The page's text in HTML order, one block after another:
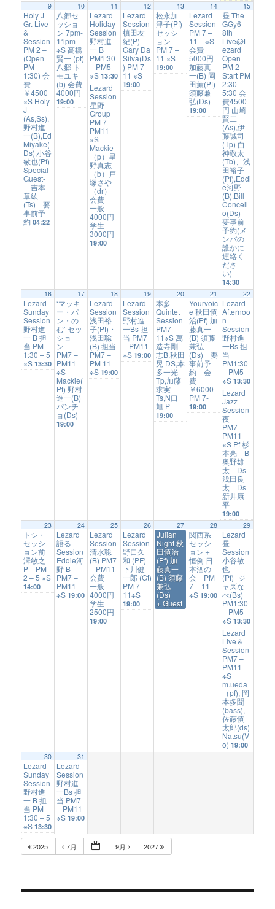
9
Holy J
Gr. Live
&
Session
PM 2 –
(Open
PM
1:30) 会
費
￥4500
※S Holy
J
(As,Ss),
野村進
一(B),Ed
Miyake(
Ds),小谷
敏也(Pf)
Special
Guest-
吉本
章紘
(Ts) 要
事前予
約04:22
10
八郷セ
ッショ
ン 7pm-
11pm
※S 高橋
賢一 (pf)
八郷 ト
モユキ
(b) 会費
4000円
19:00
11
Lezard
Holiday
Session
野村進
一 B
PM1:30
– PM5
※S13:30
Lezard
Session
星野
Group
PM 7 –
PM11
※S
Mackie
（p）星
野真志
（b）戸
塚さや
（dr）
会費
一般
4000円
学生
3000円
19:00
12
Lezard
Session
槙田友
紀(P)
Gary Da
Silva(Ds
) PM 7-
11 ※S
19:00
13
松永加
津子(Pf)
セッシ
ョン
PM 7 –
11 ※S
19:00
14
Lezard
Session
PM 7 –
11 ※S
会費
5000円
加藤真
一(B) 岡
田薫(Pf)
須藤兼
弘(Ds)
19:00
15
昼 The
GGy6
8th
Live@L
ezard
Open
PM 2
Start PM
2:30-
5:30 会
費4500
円 山崎
賢二
(As),伊
藤誠司
(Tp) 白
神敬太
(Tb)、浅
田裕子
(Pf),Eddi
e河野
(B),Bill
Concell
o(Ds)
要事前
予約(メ
ンバの
誰かに
連絡く
ださ
い)
14:30
16
Lezard
Sunday
Session
野村進
一 B 担
当 PM
1:30 – 5
※S13:30
17
‘マッキ
ー・パ
ン・の
む’ セッ
ショ
ン
PM7 –
PM11
※S
Mackie(
Pf) 野村
進一(B)
パンチ
ョ(Ds)
19:00
18
Lezard
Session
浅田裕
子(Pf)・
浅田聡
(B) 担当
PM7 –
PM 11
※S19:00
19
Lezard
Session
野村進
一Bs 担
当 PM7
– PM11
※S19:00
20
本多
Quintet
Session
PM7 –
11※S 萬
造寺剛
志B,秋田
晃 DS,本
多一光
Tp,加藤
求実
Ts,N口
旭 P
19:00
21
Yourvoic
e 秋田慎
治(Pf) 加
藤真一
(B) 須藤
兼弘
(Ds) 要
事前予
約 会
費
￥6000
PM 7-
19:00
22
Lezard
Afternoo
n
Session
野村進
一Bs 担
当
PM1:30
– PM5
※S13:30
Lezard
Jazz
Session
夜
PM7 –
PM11
※S Pf 杉
本亮 B
奥野雄
太 Ds
浅田良
太 Ds
新井康
平
19:00
23
トシ・
セッシ
ョン前
澤敏之
P PM
2 – 5 ※S
14:00
24
Lezard
語る
Session
Eddie河
野 B
PM7 –
PM11
※S19:00
25
Lezard
Session
清水聡
(B) PM7
– PM11
会費
一般
4000円
学生
2500円
19:00
26
Lezard
Session
野口久
和 (PF)
下川健
一郎 (Gt)
PM 7 –
11※S
19:00
27
Julian
Night 秋
田慎治
(Pf) 加
藤真一
(B) 須藤
兼弘
(Ds)
+ Guest
28
関西系
セッシ
ョン＋
恒例 日
本酒の
会 PM
7 – 11
※S19:00
29
Lezard
昼
Session
小谷敏
也
(Pf)+ジ
ャズな
べ(Bs)
PM1:30
– PM5
※S13:30
Lezard
Live＆
Session
PM7 –
PM11
※S
m.ueda
（pf), 岡
本多聞
(bass),
佐藤慎
太郎(ds)
Natsu(V
o)19:00
30
Lezard
Sunday
Session
野村進
一 B 担
当 PM
1:30 – 5
※S13:30
31
Lezard
Session
野村進
一Bs 担
当 PM7
– PM11
※S19:00
2025 7月 9月 2027